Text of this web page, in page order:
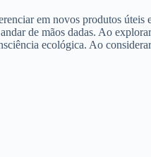
em novos produtos úteis
de mãos dadas. Ao
ecológica. Ao